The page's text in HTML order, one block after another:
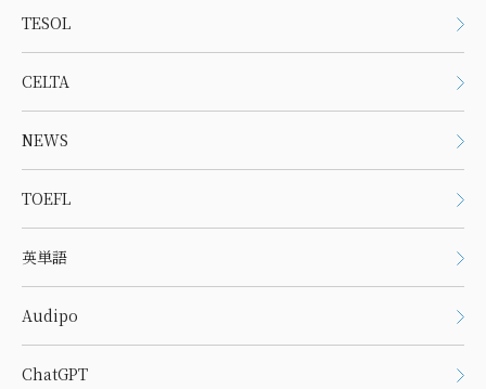
TESOL
CELTA
NEWS
TOEFL
英単語
Audipo
ChatGPT